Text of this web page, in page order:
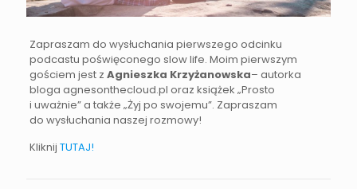
Zapraszam do wysłuchania pierwszego odcinku
podcastu poświęconego slow life. Moim pierwszym
gościem jest z Agnieszka Krzyżanowska– autorka
bloga agnesonthecloud.pl oraz książek „Prosto
i uważnie” a także „Żyj po swojemu”. Zapraszam
do wysłuchania naszej rozmowy!
Kliknij TUTAJ!